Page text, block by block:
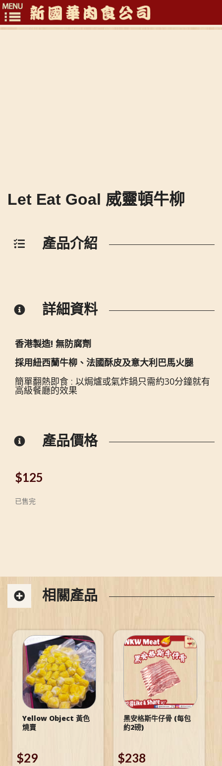
Toggle
Let Eat Goal 威靈頓牛柳
產品介紹
詳細資料
香港製造! 無防腐劑
採用紐西蘭牛柳、法國酥皮及意大利巴馬火腿
簡單翻熱即食 : 以焗爐或氣炸鍋只需約30分鐘就有
高級餐廳的效果
產品價格
$125
已售完
相關產品
Yellow Object 黃色
燒賣
$29
黑安格斯牛仔骨 (每包
約2磅)
$238